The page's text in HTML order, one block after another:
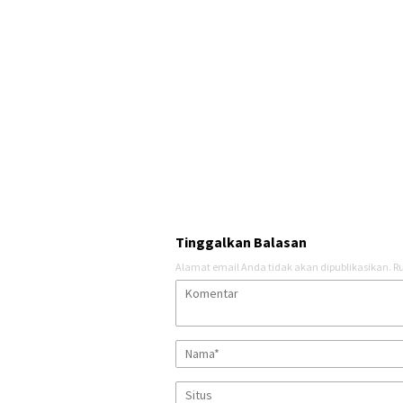
Tinggalkan Balasan
Alamat email Anda tidak akan dipublikasikan.